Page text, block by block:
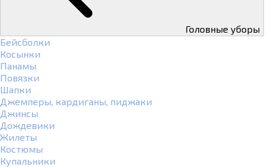
Головные уборы
Бейсболки
Косынки
Панамы
Повязки
Шапки
Джемперы, кардиганы, пиджаки
Джинсы
Дождевики
Жилеты
Костюмы
Купальники